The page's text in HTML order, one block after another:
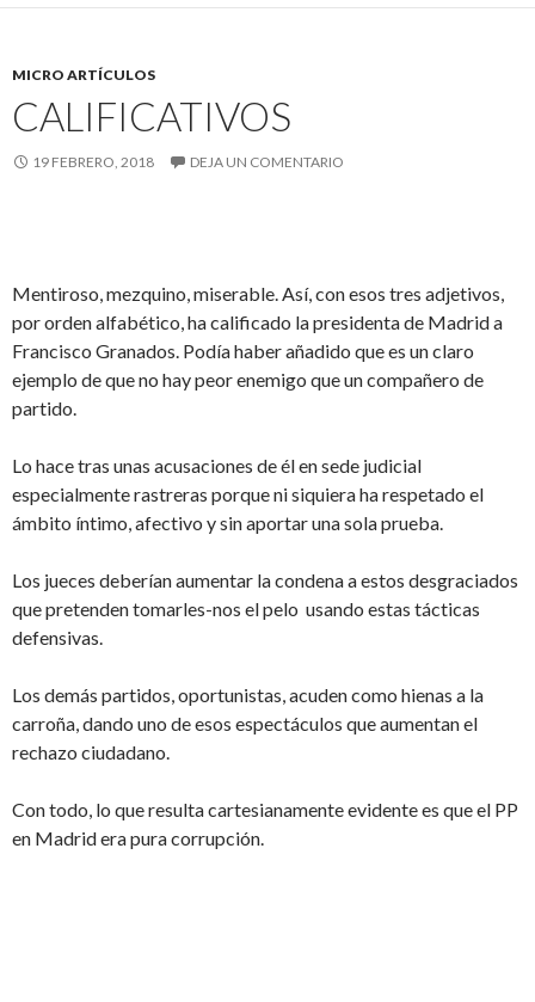
MICRO ARTÍCULOS
CALIFICATIVOS
19 FEBRERO, 2018 DEJA UN COMENTARIO
Mentiroso, mezquino, miserable. Así, con esos tres adjetivos,
por orden alfabético, ha calificado la presidenta de Madrid a
Francisco Granados. Podía haber añadido que es un claro
ejemplo de que no hay peor enemigo que un compañero de
partido.
Lo hace tras unas acusaciones de él en sede judicial
especialmente rastreras porque ni siquiera ha respetado el
ámbito íntimo, afectivo y sin aportar una sola prueba.
Los jueces deberían aumentar la condena a estos desgraciados
que pretenden tomarles-nos el pelo usando estas tácticas
defensivas.
Los demás partidos, oportunistas, acuden como hienas a la
carroña, dando uno de esos espectáculos que aumentan el
rechazo ciudadano.
Con todo, lo que resulta cartesianamente evidente es que el PP
en Madrid era pura corrupción.